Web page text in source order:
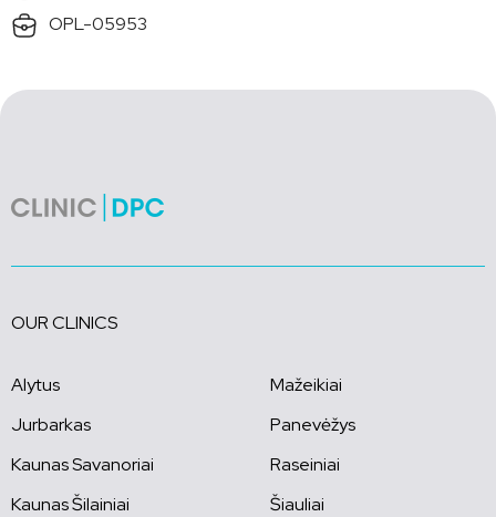
OPL-05953
OUR CLINICS
Alytus
Jurbarkas
Kaunas Savanoriai
Kaunas Šilainiai
Mažeikiai
Panevėžys
Raseiniai
Šiauliai